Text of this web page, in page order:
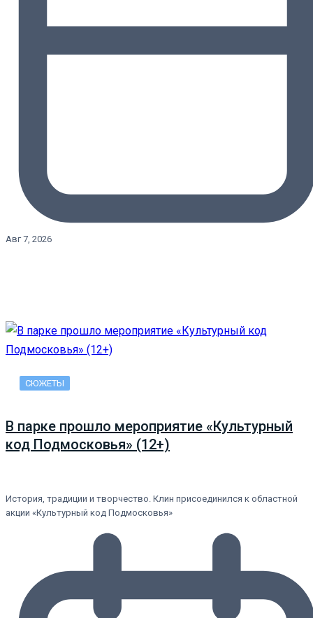
Авг 7, 2026
СЮЖЕТЫ
В парке прошло мероприятие «Культурный
код Подмосковья» (12+)
История, традиции и творчество. Клин присоединился к областной
акции «Культурный код Подмосковья»